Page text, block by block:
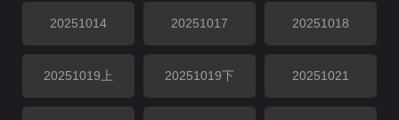
20251014 20251017 20251018
20251019上 20251019下 20251021